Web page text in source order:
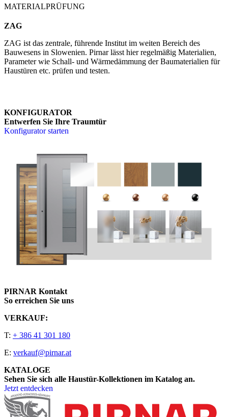
MATERIALPRÜFUNG
ZAG
ZAG ist das zentrale, führende Institut im weiten Bereich des
Bauwesens in Slowenien. Pirnar lässt hier regelmäßig Materialien,
Parameter wie Schall- und Wärmedämmung der Baumaterialien für
Haustüren etc. prüfen und testen.
KONFIGURATOR
Entwerfen Sie Ihre Traumtür
Konfigurator starten
PIRNAR Kontakt
So erreichen Sie uns
VERKAUF:
T: + 386 41 301 180
E: verkauf@pirnar.at
KATALOGE
Sehen Sie sich alle Haustür-Kollektionen im Katalog an.
Jetzt entdecken
Seitenfooter